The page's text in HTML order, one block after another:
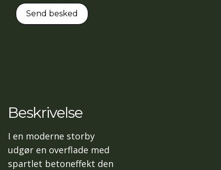
Beskrivelse
I en moderne storby
udgør en overflade med
spartlet betoneffekt den